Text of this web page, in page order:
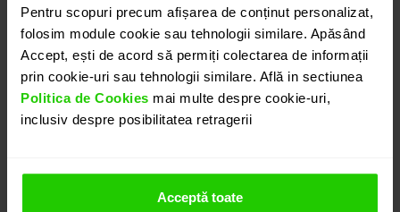
Pentru scopuri precum afișarea de conținut personalizat,
folosim module cookie sau tehnologii similare. Apăsând
Accept, ești de acord să permiți colectarea de informații
prin cookie-uri sau tehnologii similare. Află in sectiunea
Politica de Cookies mai multe despre cookie-uri,
inclusiv despre posibilitatea retragerii
Acceptă toate
ADAUGĂ ÎN COȘ
PROGRAMEAZĂ O ÎNTÂLNIRE